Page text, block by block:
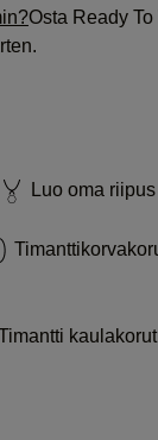
Osta Ready
Luo oma riipus
kaulakorut